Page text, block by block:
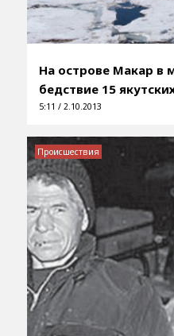
На острове Макар в
бедствие 15
5:11 / 2.10.2013
Происшествия